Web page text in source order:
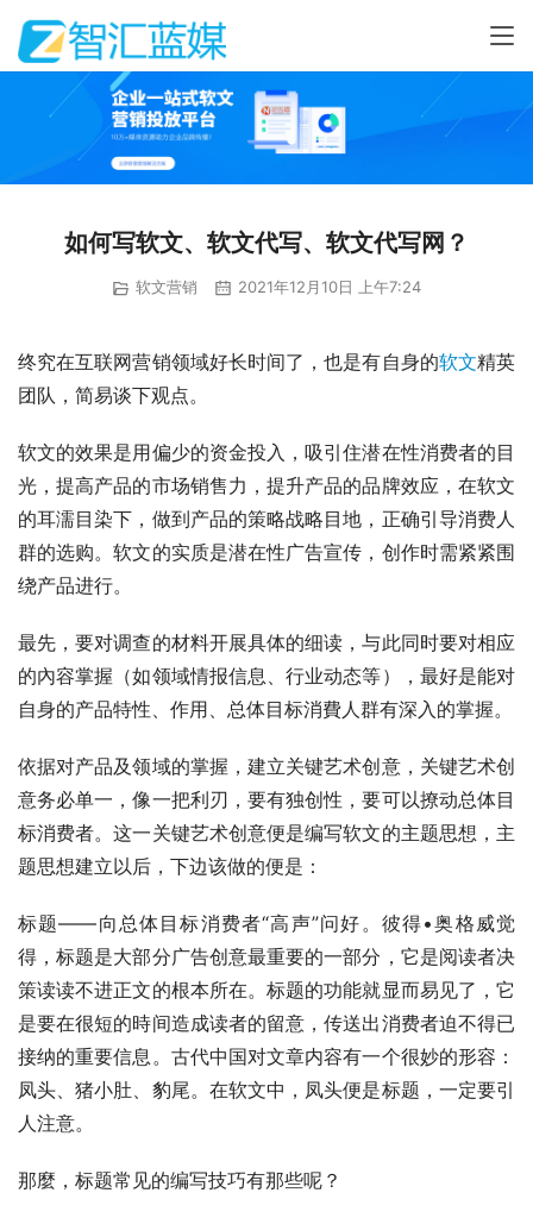
如何写软文、软文代写、软文代写网？
软文营销 2021年12月10日 上午7:24
终究在互联网营销领域好长时间了，也是有自身的软文精英
团队，简易谈下观点。
软文的效果是用偏少的资金投入，吸引住潜在性消费者的目
光，提高产品的市场销售力，提升产品的品牌效应，在软文
的耳濡目染下，做到产品的策略战略目地，正确引导消费人
群的选购。软文的实质是潜在性广告宣传，创作时需紧紧围
绕产品进行。
最先，要对调查的材料开展具体的细读，与此同时要对相应
的內容掌握（如领域情报信息、行业动态等），最好是能对
自身的产品特性、作用、总体目标消費人群有深入的掌握。
依据对产品及领域的掌握，建立关键艺术创意，关键艺术创
意务必单一，像一把利刃，要有独创性，要可以撩动总体目
标消费者。这一关键艺术创意便是编写软文的主题思想，主
题思想建立以后，下边该做的便是：
标题——向总体目标消费者“高声”问好。彼得•奥格威觉
得，标题是大部分广告创意最重要的一部分，它是阅读者决
策读读不进正文的根本所在。标题的功能就显而易见了，它
是要在很短的時间造成读者的留意，传送出消费者迫不得已
接纳的重要信息。古代中国对文章内容有一个很妙的形容：
凤头、猪小肚、豹尾。在软文中，凤头便是标题，一定要引
人注意。
那麼，标题常见的编写技巧有那些呢？